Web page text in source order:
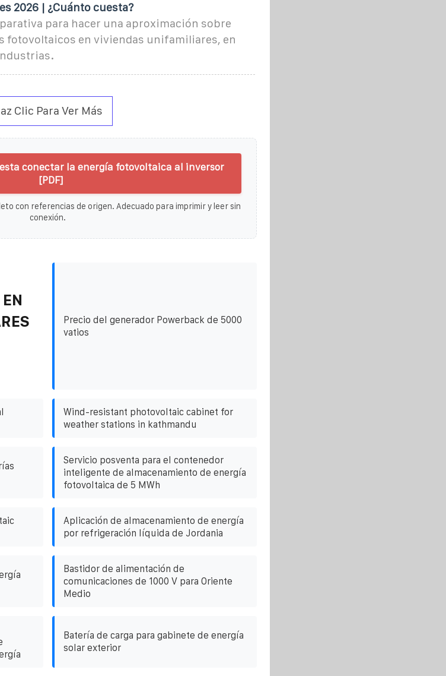
2026 | ¿Cuánto cuesta?
para hacer una aproximación sobre
fotovoltaicos en viviendas unifamiliares, en
Clic Para Ver Más
conectar la energía fotovoltaica al inversor
[PDF]
con referencias de origen. Adecuado para imprimir y leer sin
conexión.
Precio del generador Powerback de 5000
vatios
Wind-resistant photovoltaic cabinet for
weather stations in kathmandu
Servicio posventa para el contenedor
inteligente de almacenamiento de energía
fotovoltaica de 5 MWh
Aplicación de almacenamiento de energía
por refrigeración líquida de Jordania
Bastidor de alimentación de
comunicaciones de 1000 V para Oriente
Medio
Batería de carga para gabinete de energía
solar exterior